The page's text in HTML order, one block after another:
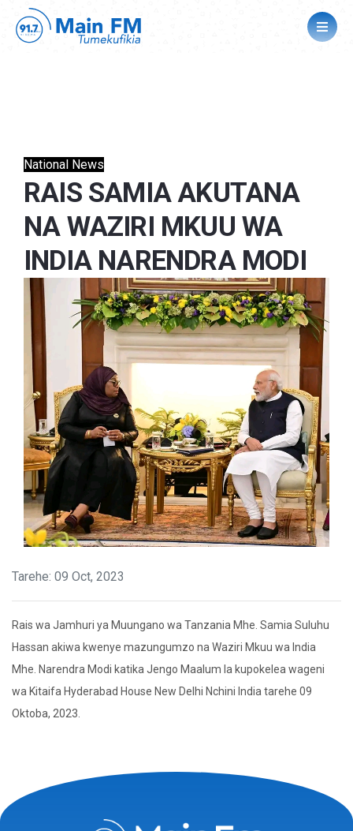
National News
RAIS SAMIA AKUTANA
NA WAZIRI MKUU WA
INDIA NARENDRA MODI
Tarehe: 09 Oct, 2023
Rais wa Jamhuri ya Muungano wa Tanzania Mhe. Samia Suluhu
Hassan akiwa kwenye mazungumzo na Waziri Mkuu wa India
Mhe. Narendra Modi katika Jengo Maalum la kupokelea wageni
wa Kitaifa Hyderabad House New Delhi Nchini India tarehe 09
Oktoba, 2023.